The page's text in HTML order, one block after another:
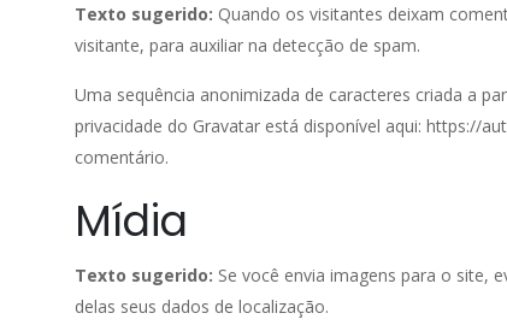
Texto sugerido: Quando os visitantes deixam
visitante, para auxiliar na detecção de spam.
Uma sequência anonimizada de caracteres criada a
privacidade do Gravatar está disponível aqui: https://
comentário.
Mídia
Texto sugerido: Se você envia imagens para o site,
delas seus dados de localização.